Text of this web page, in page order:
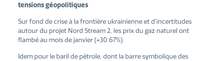
tensions géopolitiques
Sur fond de crise à la frontière ukrainienne et d’incertitudes
autour du projet Nord Stream 2, les prix du gaz naturel ont
flambé au mois de janvier (+30.67%).
Idem pour le baril de pétrole, dont la barre symbolique des